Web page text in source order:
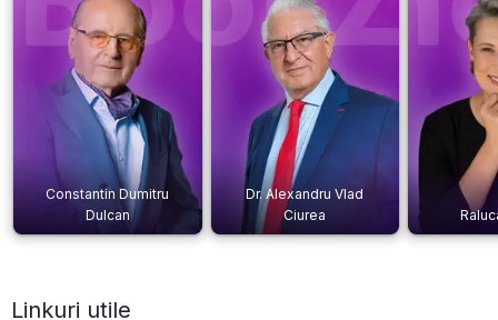
Constantin Dumitru
Dulcan
Dr. Alexandru Vlad
Ciurea
Linkuri utile